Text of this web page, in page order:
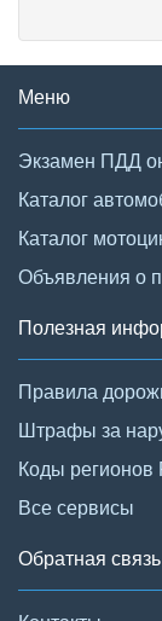
Меню
Экзамен ПДД
Каталог
Каталог
Объявления о
Полезная
Правила
Штрафы за
Коды регионов
Все сервисы
Обратная связь